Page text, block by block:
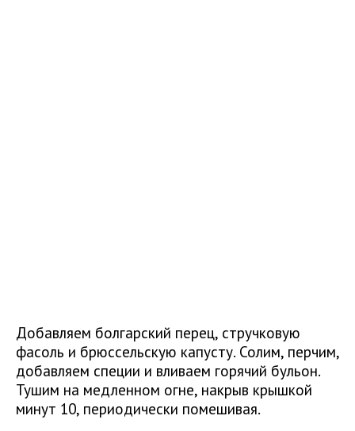
Добавляем болгарский перец, стручковую
фасоль и брюссельскую капусту. Солим, перчим,
добавляем специи и вливаем горячий бульон.
Тушим на медленном огне, накрыв крышкой
минут 10, периодически помешивая.